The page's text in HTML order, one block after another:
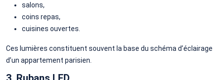
salons,
coins repas,
cuisines ouvertes.
Ces lumières constituent souvent la base du schéma d’éclairage
d’un appartement parisien.